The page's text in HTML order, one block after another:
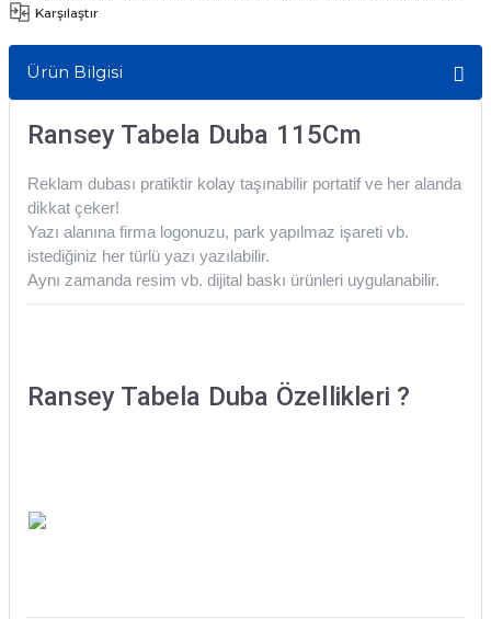
Karşılaştır
Ürün Bilgisi
Ransey Tabela Duba 115Cm
Reklam dubası pratiktir kolay taşınabilir portatif ve her alanda
dikkat çeker!
Yazı alanına firma logonuzu, park yapılmaz işareti vb.
istediğiniz her türlü yazı yazılabilir.
Aynı zamanda resim vb. dijital baskı ürünleri uygulanabilir.
Ransey Tabela Duba Özellikleri ?